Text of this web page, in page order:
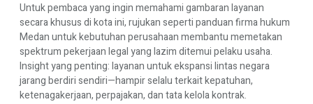
Untuk pembaca yang ingin memahami gambaran layanan
secara khusus di kota ini, rujukan sepertipanduan firma hukum
Medan untuk kebutuhan perusahaanmembantu memetakan
spektrum pekerjaan legal yang lazim ditemui pelaku usaha.
Insight yang penting: layanan untuk ekspansi lintas negara
jarang berdiri sendiri—hampir selalu terkait kepatuhan,
ketenagakerjaan, perpajakan, dan tata kelola kontrak.